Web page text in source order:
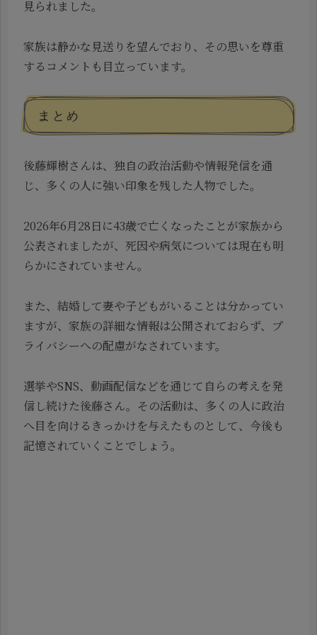
見られました。
家族は静かな見送りを望んでおり、その思いを尊重
するコメントも目立っています。
まとめ
後藤輝樹さんは、独自の政治活動や情報発信を通
じ、多くの人に強い印象を残した人物でした。
2026年6月28日に43歳で亡くなったことが家族から
公表されましたが、死因や病気については現在も明
らかにされていません。
また、結婚して妻や子どもがいることは分かってい
ますが、家族の詳細な情報は公開されておらず、プ
ライバシーへの配慮がなされています。
選挙やSNS、動画配信などを通じて自らの考えを発
信し続けた後藤さん。その活動は、多くの人に政治
へ目を向けるきっかけを与えたものとして、今後も
記憶されていくことでしょう。